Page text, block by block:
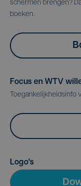
schermen brengen?
boeken.
Focus en WTV
Toegankelijkheidsinfo
Logo's